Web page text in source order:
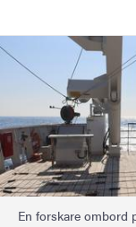
Om webbplatsen
Bild
En forskare ombord